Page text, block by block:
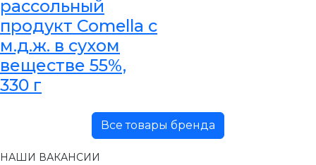
рассольный
продукт Comella с
м.д.ж. в сухом
веществе 55%,
330 г
Все товары бренда
НАШИ ВАКАНСИИ